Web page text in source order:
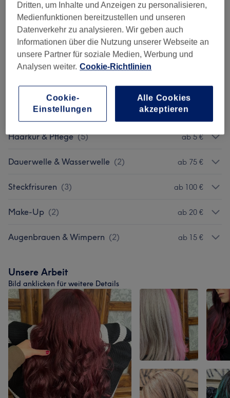
Haarschnitte & Stylings M/w/d (4 ) ab 10 €
Farbe & Coloration Pakete (9 )
Überlängen Und Mehraufwand ( )
Farbe & Coloration (8) ab 50 €
Kinderhaarschnitt (1)
Haarkur & Pflege (5) ab 5 €
Dauerwelle & Wasserwelle (2) ab 75 €
Steckfrisuren (3) ab 100 €
Make-Up (2) ab 20 €
Augenbrauen & Wimpern (2) ab 15 €
Unsere Arbeit
Bild anklicken für weitere Details
Dritten, um Inhalte und Anzeigen zu personalisieren,
Medienfunktionen bereitzustellen und unseren
Datenverkehr zu analysieren. Wir geben auch
Informationen über die Nutzung unserer Webseite an
unsere Partner für soziale Medien, Werbung und
Analysen weiter. Cookie-Richtlinien
Cookie-
Einstellungen
Alle Cookies
akzeptieren